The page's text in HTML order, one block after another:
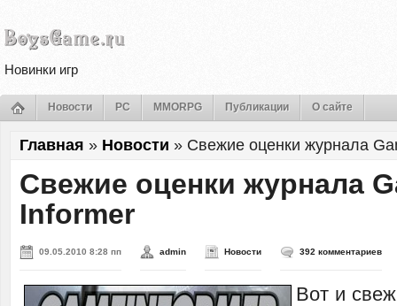
Новинки игр
Новости PC MMORPG Публикации О сайте
Главная » Новости » Свежие оценки журнала
Свежие оценки журнала
Informer
09.05.2010 8:28 пп admin Новости 392 комментариев
Вот и